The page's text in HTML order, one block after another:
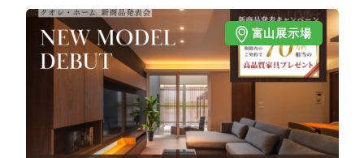
富山展示場